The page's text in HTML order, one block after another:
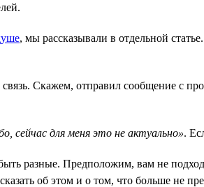
, мы рассказывали в отдельной
Скажем, отправил сообщение с
сейчас для меня это не актуально».
разные. Предположим, вам не
об этом и о том, что больше не